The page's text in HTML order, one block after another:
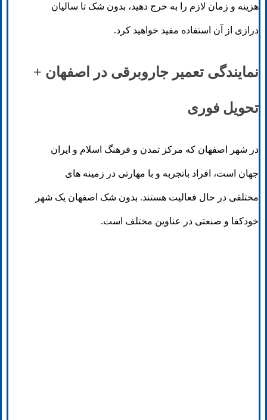
هزینه و زمان لازم را به خرج دهید، بدون شک تا سالیان
درازی از آن استفاده مفید خواهید کرد.
نمایندگی تعمیر جاروبرقی در اصفهان +
تحویل فوری
در شهر اصفهان که مرکز تمدن و فرهنگ اسلام و ایران
جهان است، افراد باتجربه و با مهارتی در زمینه های
مختلفی در حال فعالیت هستند. بدون شک اصفهان یک شهر
خودکفا و صنعتی در عناوین مختلف است.